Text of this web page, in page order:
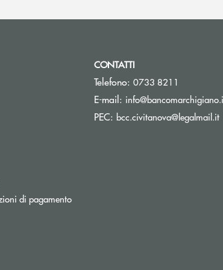
una nuova finestra
nuova finestra
di pagamento
CONTATTI
Telefono: 0733 8211
E-mail:
PEC: bcc.civitanova@legalmail.it